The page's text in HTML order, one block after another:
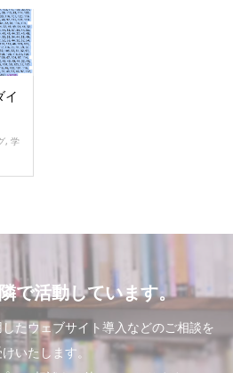
イ
, 学
で活動しています。
たウェブサイト導入などのご相談を
いたします。